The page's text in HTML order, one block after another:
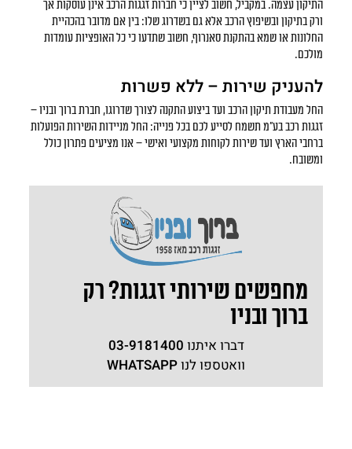
התיקון עצמה. במקביל, חשוב לציין כי חברות זגגות הרכב אינן עוסקות אך
ורק בתיקון ובשיפוץ הרכב אלא גם בשדרוג שלו: בין אם מדובר בהכהיית
החלונות או שמא בהתקנת סאנרוף, חשוב שתדעו כי כל האופציות עומדות
מולכם.
להעניק שירות – ללא פשרות
החל מעבודת תיקון הרכב ועד ביצוע התקנה לצורך שדרוגו, חברת ברוך ובניו –
זגגות רכב בע"מ תשמח לסייע לכם בכל פנייה: החל מניידות השירות הפועלות
ברחבי הארץ ועד שירות לקוחות מקצועי ואישי – אנו מציעים פתרון כולל
ומשובח.
מחפשים שירותי זגגות? רק
ברוך ובניו
דברו איתנו 03-9181400
וואטספו לנוWHATSAPP